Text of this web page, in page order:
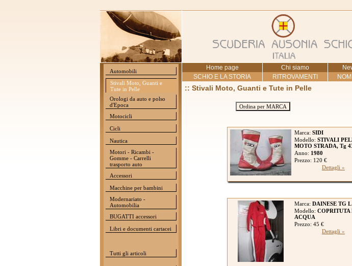
Automobili
Stivali Moto, Guanti e
Tute in Pelle
Orologi da auto e polso
d'Epoca
Motocicli
Cicli
Nautica
Motori - Ricambi -
Gomme - Carrelli
trasporto auto
Accessori
Macchine per bambini
Modernariato -
Automobilia
BUGATTI accessori
Libri e documenti cartacei
Tutti gli articoli
Home page Chi siamo
SCHIO E LA STORIA
RITROVAMENTI
:: Stivali Moto, Guanti e Tute in Pelle
Ordina per MARCA
Marca: SIDI
Modello: STIVALI
MOTO STRADA, Tg
Anno: 1980
Prezzo: 120 €
Dettagli »
Marca: DAINESE TG L
Modello: COPRITUTA
ACQUA
Prezzo: 45 €
Dettagli »